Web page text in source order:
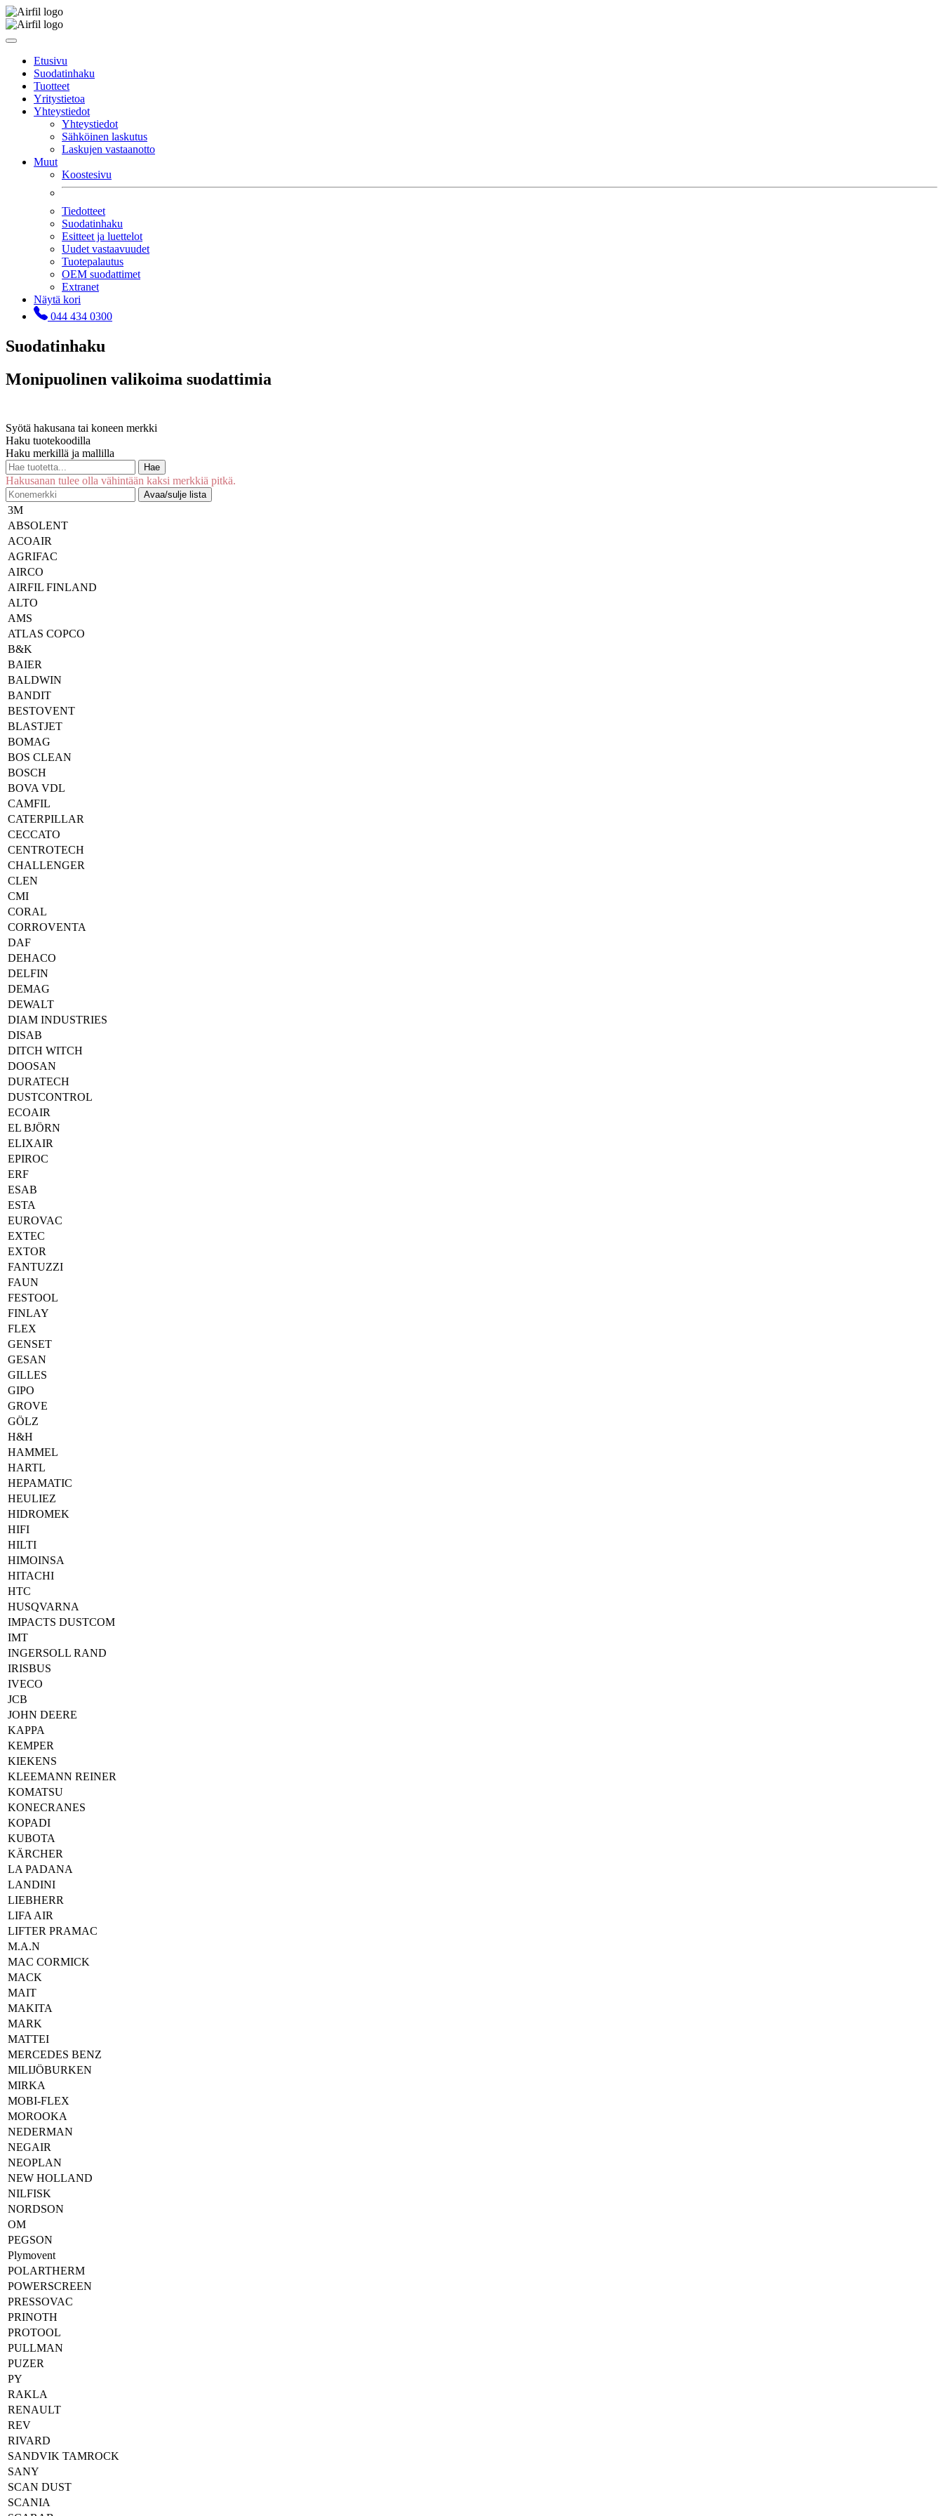
Etusivu
Suodatinhaku
Tuotteet
Yritystietoa
Yhteystiedot
Yhteystiedot
Sähköinen laskutus
Laskujen vastaanotto
Muut
Koostesivu
Tiedotteet
Suodatinhaku
Esitteet ja luettelot
Uudet vastaavuudet
Tuotepalautus
OEM suodattimet
Extranet
Näytä kori
044 434 0300
Suodatinhaku
Monipuolinen valikoima suodattimia
Syötä hakusana tai koneen merkki
Haku tuotekoodilla
Haku merkillä ja mallilla
Hae
Hakusanan tulee olla vähintään kaksi merkkiä pitkä.
Avaa/sulje lista
3M
ABSOLENT
ACOAIR
AGRIFAC
AIRCO
AIRFIL FINLAND
ALTO
AMS
ATLAS COPCO
B&K
BAIER
BALDWIN
BANDIT
BESTOVENT
BLASTJET
BOMAG
BOS CLEAN
BOSCH
BOVA VDL
CAMFIL
CATERPILLAR
CECCATO
CENTROTECH
CHALLENGER
CLEN
CMI
CORAL
CORROVENTA
DAF
DEHACO
DELFIN
DEMAG
DEWALT
DIAM INDUSTRIES
DISAB
DITCH WITCH
DOOSAN
DURATECH
DUSTCONTROL
ECOAIR
EL BJÖRN
ELIXAIR
EPIROC
ERF
ESAB
ESTA
EUROVAC
EXTEC
EXTOR
FANTUZZI
FAUN
FESTOOL
FINLAY
FLEX
GENSET
GESAN
GILLES
GIPO
GROVE
GÖLZ
H&H
HAMMEL
HARTL
HEPAMATIC
HEULIEZ
HIDROMEK
HIFI
HILTI
HIMOINSA
HITACHI
HTC
HUSQVARNA
IMPACTS DUSTCOM
IMT
INGERSOLL RAND
IRISBUS
IVECO
JCB
JOHN DEERE
KAPPA
KEMPER
KIEKENS
KLEEMANN REINER
KOMATSU
KONECRANES
KOPADI
KUBOTA
KÄRCHER
LA PADANA
LANDINI
LIEBHERR
LIFA AIR
LIFTER PRAMAC
M.A.N
MAC CORMICK
MACK
MAIT
MAKITA
MARK
MATTEI
MERCEDES BENZ
MILIJÖBURKEN
MIRKA
MOBI-FLEX
MOROOKA
NEDERMAN
NEGAIR
NEOPLAN
NEW HOLLAND
NILFISK
NORDSON
OM
PEGSON
Plymovent
POLARTHERM
POWERSCREEN
PRESSOVAC
PRINOTH
PROTOOL
PULLMAN
PUZER
PY
RAKLA
RENAULT
REV
RIVARD
SANDVIK TAMROCK
SANY
SCAN DUST
SCANIA